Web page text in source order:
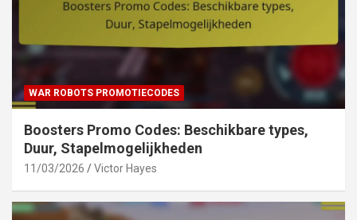
WAR ROBOTS PROMOTIECODES
Boosters Promo Codes: Beschikbare types,
Duur, Stapelmogelijkheden
11/03/2026 Victor Hayes